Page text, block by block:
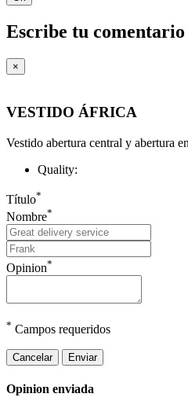
Escribe tu comentario
×
VESTIDO ÁFRICA
Vestido abertura central y abertura
Quality:
Título*
Nombre*
Opinion*
* Campos requeridos
Cancelar Enviar
Opinion enviada